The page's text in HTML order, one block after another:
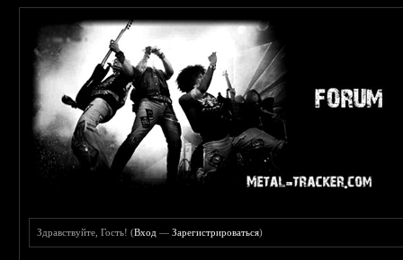
Здравствуйте, Гость! (Вход —Зарегистрироваться)